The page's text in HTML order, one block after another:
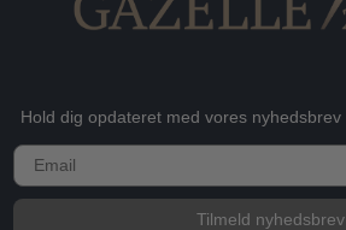
Hold dig opdateret med vores nyhedsbrev
E-mail
Tilmeld nyhedsbrev